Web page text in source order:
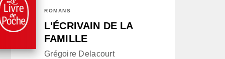
ROMANS
L'ÉCRIVAIN DE LA
FAMILLE
Grégoire Delacourt